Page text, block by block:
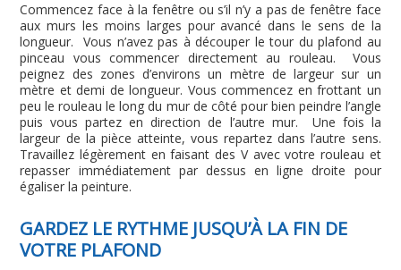
Commencez face à la fenêtre ou s’il n’y a pas de fenêtre face
aux murs les moins larges pour avancé dans le sens de la
longueur. Vous n’avez pas à découper le tour du plafond au
pinceau vous commencer directement au rouleau. Vous
peignez des zones d’environs un mètre de largeur sur un
mètre et demi de longueur. Vous commencez en frottant un
peu le rouleau le long du mur de côté pour bien peindre l’angle
puis vous partez en direction de l’autre mur. Une fois la
largeur de la pièce atteinte, vous repartez dans l’autre sens.
Travaillez légèrement en faisant des V avec votre rouleau et
repasser immédiatement par dessus en ligne droite pour
égaliser la peinture.
GARDEZ LE RYTHME JUSQU’À LA FIN DE
VOTRE PLAFOND